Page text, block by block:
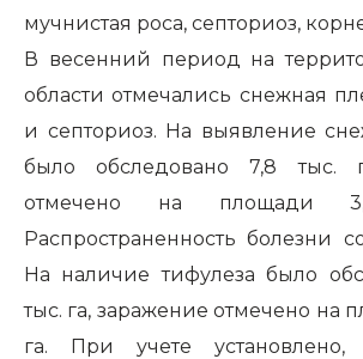
мучнистая роса, септориоз,
В весенний период на
области отмечались снежная
и септориоз. На выявление
было обследовано 7,8 тыс.
отмечено на площади
Распространенность болезни
На наличие тифулеза было
тыс. га, заражение отмечено на
га. При учете установлено,